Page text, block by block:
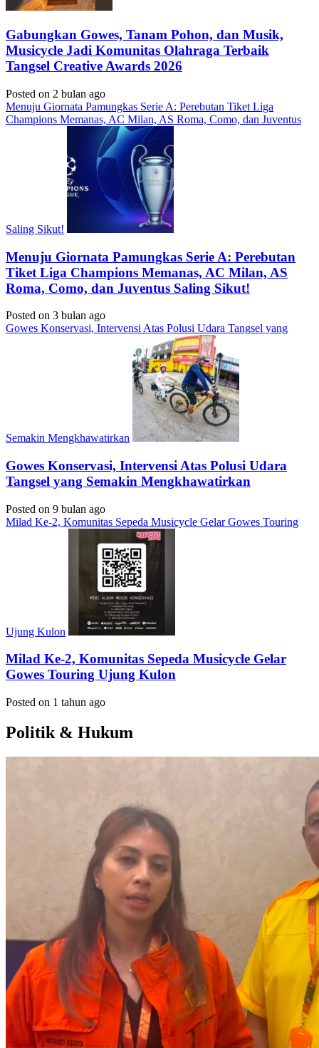
Gabungkan Gowes, Tanam Pohon, dan Musik,
Musicycle Jadi Komunitas Olahraga Terbaik
Tangsel Creative Awards 2026
Posted on 2 bulan ago
Menuju Giornata Pamungkas Serie A: Perebutan Tiket Liga
Champions Memanas, AC Milan, AS Roma, Como, dan Juventus
Saling Sikut!
Menuju Giornata Pamungkas Serie A: Perebutan
Tiket Liga Champions Memanas, AC Milan, AS
Roma, Como, dan Juventus Saling Sikut!
Posted on 3 bulan ago
Gowes Konservasi, Intervensi Atas Polusi Udara Tangsel yang
Semakin Mengkhawatirkan
Gowes Konservasi, Intervensi Atas Polusi Udara
Tangsel yang Semakin Mengkhawatirkan
Posted on 9 bulan ago
Milad Ke-2, Komunitas Sepeda Musicycle Gelar Gowes Touring
Ujung Kulon
Milad Ke-2, Komunitas Sepeda Musicycle Gelar
Gowes Touring Ujung Kulon
Posted on 1 tahun ago
Politik & Hukum